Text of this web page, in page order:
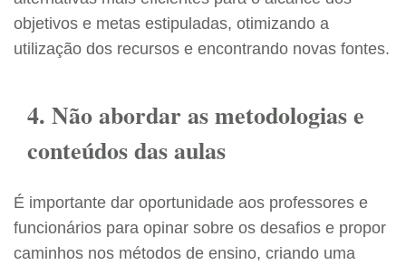
objetivos e metas estipuladas, otimizando a
utilização dos recursos e encontrando novas fontes.
4. Não abordar as metodologias e
conteúdos das aulas
É importante dar oportunidade aos professores e
funcionários para opinar sobre os desafios e propor
caminhos nos métodos de ensino, criando uma